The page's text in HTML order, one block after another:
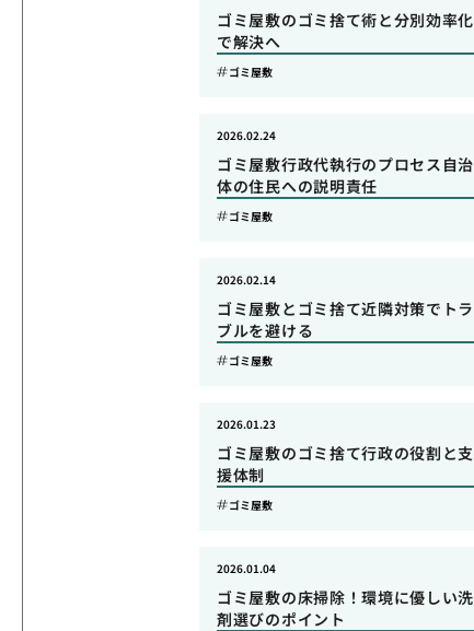
ゴミ屋敷のゴミ捨て術と分別効率化
で解決へ
ゴミ屋敷
ゴミ屋敷行政代執行のプロセス自治
体の住民への説明責任
2026.02.24
ゴミ屋敷
ゴミ屋敷とゴミ捨て近隣対策でトラ
ブルを避ける
2026.02.14
ゴミ屋敷
ゴミ屋敷のゴミ捨て行政の役割と支
援体制
2026.01.23
ゴミ屋敷
ゴミ屋敷の床掃除！環境に優しい洗
剤選びのポイント
2026.01.04